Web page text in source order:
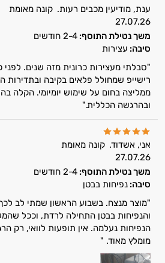
ענת, מודיעין מכבים רעות. קונה מאומת
27.07.26
משך נטילת התוסף: 2-4 חודשים
סיבה: עצירות
"סבלתי מעצירות כרונית מזה שנים.
רישייפ שמחולל פלאים בקיבה ובתדירות
ממליצה בחום על שימוש יומיומי. הקלה
ובהרגשה הכללית."
אני, אשדוד. קונה מאומת
27.07.26
משך נטילת התוסף: 2-4 חודשים
סיבה: נפיחות בבטן
"מוצר מנצח. בשבוע הראשון שמתי לב
והנפיחות בבטן התחילה לרדת, וככל
הנפיחות נעלמה. אין תופעות לוואי, רק
מומלץ מאוד. "